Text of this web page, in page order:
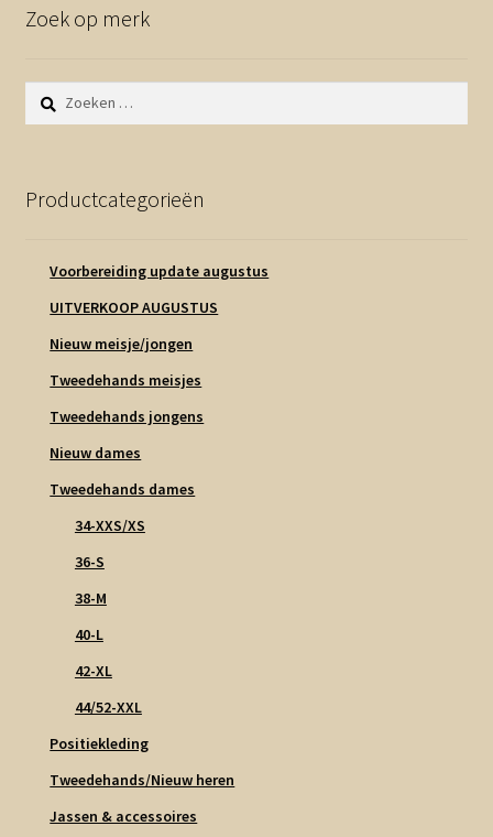
Zoek op merk
Zoeken
naar:
Productcategorieën
Voorbereiding update augustus
UITVERKOOP AUGUSTUS
Nieuw meisje/jongen
Tweedehands meisjes
Tweedehands jongens
Nieuw dames
Tweedehands dames
34-XXS/XS
36-S
38-M
40-L
42-XL
44/52-XXL
Positiekleding
Tweedehands/Nieuw heren
Jassen & accessoires